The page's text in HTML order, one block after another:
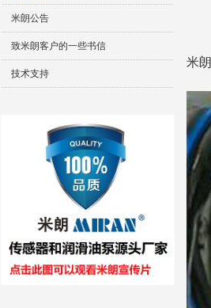
米朗公告
致米朗客户的一些书信
技术支持
米朗